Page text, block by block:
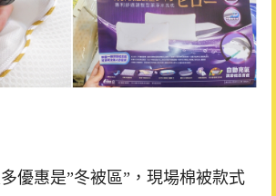
優惠是”冬被區”，現場棉被款式